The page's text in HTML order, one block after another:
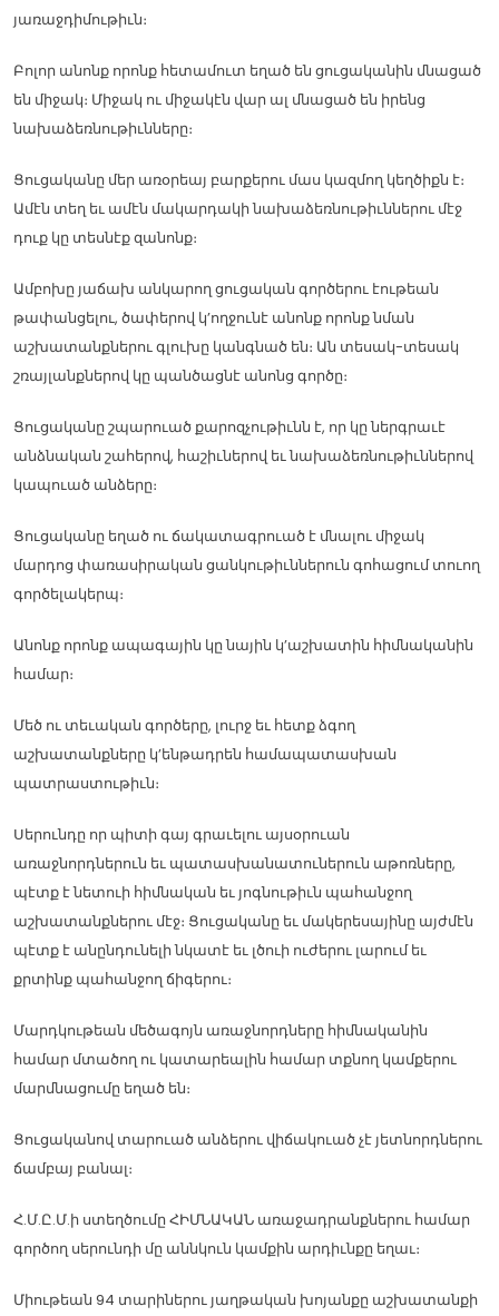
յառաջդիմութիւն։
Բոլոր անոնք որոնք հետամուտ եղած են ցուցականին մնացած
են միջակ։ Միջակ ու միջակէն վար ալ մնացած են իրենց
նախաձեռնութիւնները։
Ցուցականը մեր առօրեայ բարքերու մաս կազմող կեղծիքն է։
Ամէն տեղ եւ ամէն մակարդակի նախաձեռնութիւններու մէջ
դուք կը տեսնէք զանոնք։
Ամբոխը յաճախ անկարող ցուցական գործերու էութեան
թափանցելու, ծափերով կ’ողջունէ անոնք որոնք նման
աշխատանքներու գլուխը կանգնած են։ Ան տեսակ-տեսակ
շռայլանքներով կը պանծացնէ անոնց գործը։
Ցուցականը շպարուած քարոզչութիւնն է, որ կը ներգրաւէ
անձնական շահերով, հաշիւներով եւ նախաձեռնութիւններով
կապուած անձերը։
Ցուցականը եղած ու ճակատագրուած է մնալու միջակ
մարդոց փառասիրական ցանկութիւններուն գոհացում տուող
գործելակերպ։
Անոնք որոնք ապագային կը նային կ’աշխատին հիմնականին
համար։
Մեծ ու տեւական գործերը, լուրջ եւ հետք ձգող
աշխատանքները կ’ենթադրեն համապատասխան
պատրաստութիւն։
Սերունդը որ պիտի գայ գրաւելու այսօրուան
առաջնորդներուն եւ պատասխանատուներուն աթոռները,
պէտք է նետուի հիմնական եւ յոգնութիւն պահանջող
աշխատանքներու մէջ։ Ցուցականը եւ մակերեսայինը այժմէն
պէտք է անընդունելի նկատէ եւ լծուի ուժերու լարում եւ
քրտինք պահանջող ճիգերու։
Մարդկութեան մեծագոյն առաջնորդները հիմնականին
համար մտածող ու կատարեալին համար տքնող կամքերու
մարմնացումը եղած են։
Ցուցականով տարուած անձերու վիճակուած չէ յետնորդներու
ճամբայ բանալ։
Հ.Մ.Ը.Մ.ի ստեղծումը ՀԻՄՆԱԿԱՆ առաջադրանքներու համար
գործող սերունդի մը աննկուն կամքին արդիւնքը եղաւ։
Միութեան 94 տարիներու յաղթական խոյանքը աշխատանքի